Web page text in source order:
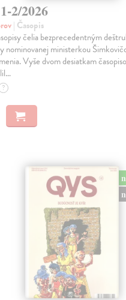
2/2026
| Časopis
čelia bezprecedentným
nominovanej ministerkou
Vyše dvom desiatkam
?